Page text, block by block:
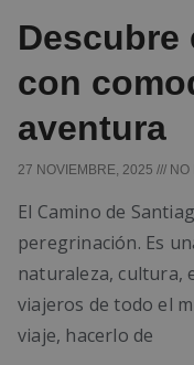
Descubre
con
aventura
27 NOVIEMBRE, 2025 NO
El Camino de
peregrinación. Es
naturaleza, cultura,
viajeros de todo el
viaje, hacerlo de